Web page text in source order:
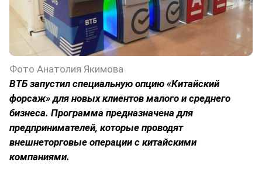
Фото Анатолия Якимова
ВТБ запустил специальную опцию «Китайский
форсаж» для новых клиентов малого и среднего
бизнеса. Программа предназначена для
предпринимателей, которые проводят
внешнеторговые операции с китайскими
компаниями.